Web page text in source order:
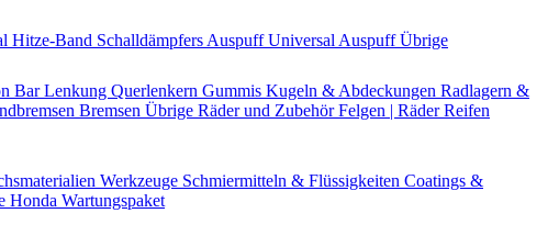
Hitze-Band Schalldämpfers Auspuff Universal Auspuff Übrige
BarLenkung Querlenkern Gummis Kugeln & Abdeckungen Radlagern &
Bremsen Übrige Räder und ZubehörFelgen | RäderReifen
Werkzeuge Schmiermitteln & Flüssigkeiten Coatings &
Honda Wartungspaket